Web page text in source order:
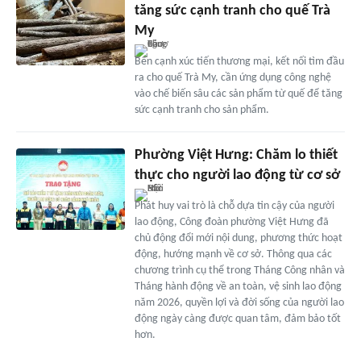
tăng sức cạnh tranh cho quế Trà
My
Bên cạnh xúc tiến thương mại, kết nối tìm đầu
ra cho quế Trà My, cần ứng dụng công nghệ
vào chế biến sâu các sản phẩm từ quế để tăng
sức cạnh tranh cho sản phẩm.
Phường Việt Hưng: Chăm lo thiết
thực cho người lao động từ cơ sở
Phát huy vai trò là chỗ dựa tin cậy của người
lao động, Công đoàn phường Việt Hưng đã
chủ động đổi mới nội dung, phương thức hoạt
động, hướng mạnh về cơ sở. Thông qua các
chương trình cụ thể trong Tháng Công nhân và
Tháng hành động về an toàn, vệ sinh lao động
năm 2026, quyền lợi và đời sống của người lao
động ngày càng được quan tâm, đảm bảo tốt
hơn.